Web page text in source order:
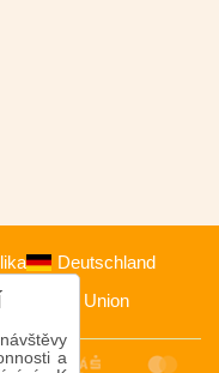
Deutschland
European Union
a